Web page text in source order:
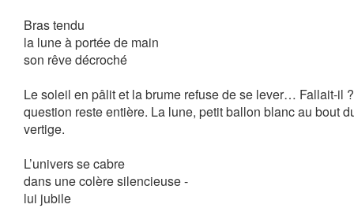
Bras tendu
la lune à portée de main
son rêve décroché
Le soleil en pâlit et la brume refuse de se lever… Fallait-il
question reste entière. La lune, petit ballon blanc au bout
vertige.
L’univers se cabre
dans une colère silencieuse -
lui jubile